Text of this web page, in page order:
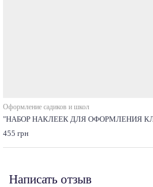
Оформление садиков и школ
"НАБОР НАКЛЕЕК ДЛЯ ОФОРМЛЕНИЯ
455 грн
Написать отзыв